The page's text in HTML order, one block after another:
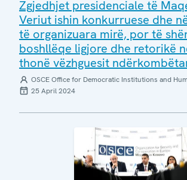
Zgjedhjet presidenciale të
Veriut ishin konkurruese dhe
të organizuara mirë, por të
boshllëqe ligjore dhe retorikë
thonë vëzhguesit
OSCE Office for Democratic Institutions and
25 April 2024